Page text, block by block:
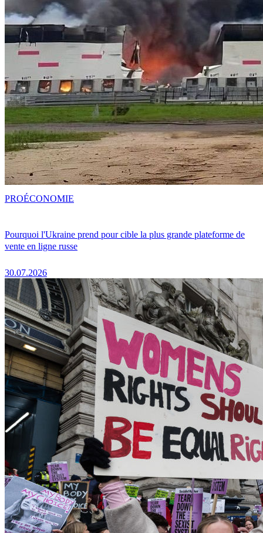
Pourquoi l'Ukraine prend pour cible la plus grande plateforme de
vente en ligne russe
30.07.2026
PROÉCONOMIE